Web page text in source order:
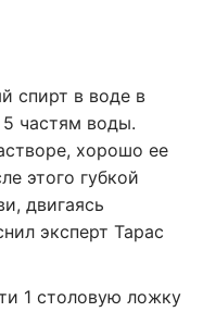
спирт в воде в
5 частям воды.
хорошо ее
этого губкой
двигаясь
эксперт Тарас
1 столовую ложку